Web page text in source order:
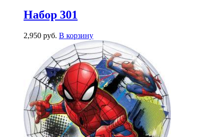
Набор 301
2,950 руб. В корзину